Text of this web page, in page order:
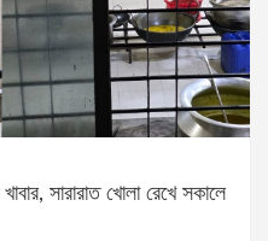
সারারাত খোলা রেখে সকালে